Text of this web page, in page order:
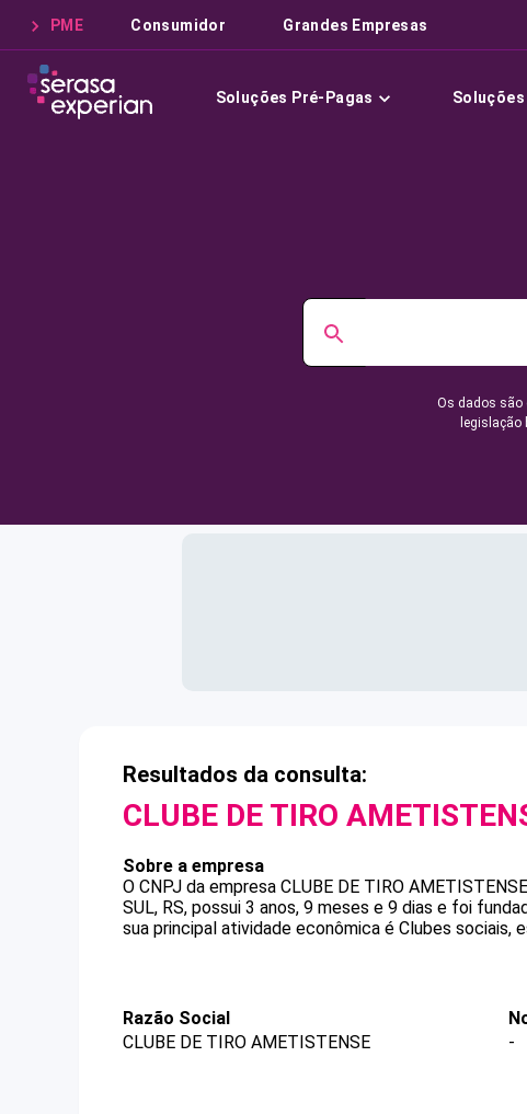
PME Consumidor Grandes Empresas
Soluções Pré-Pagas
Os dados são
legislação
Resultados da consulta:
CLUBE DE TIRO
Sobre a empresa
O CNPJ da empresa CLUBE DE TIRO AMETISTENSE
SUL, RS, possui 3 anos, 9 meses e 9 dias e foi
sua principal atividade econômica é Clubes sociais,
Razão Social
CLUBE DE TIRO AMETISTENSE
-